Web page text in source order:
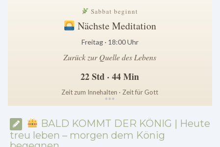
Sabbat beginnt
Nächste Meditation
Freitag · 18:00 Uhr
Zurück zur Quelle des Lebens
22 Std · 44 Min
Zeit zum Innehalten · Zeit für Gott
***
BALD KOMMT DER KÖNIG | Heute
treu leben – morgen dem König